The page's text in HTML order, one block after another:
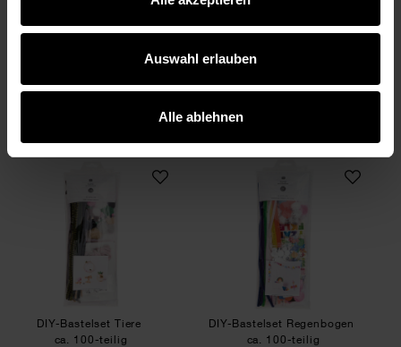
Auswahl erlauben
Alle ablehnen
DIY Set Ausmalen für Kinder
Maske Katzengesicht weiß
DIY-Bastelset Tiere
DIY-Bastelset Tiere
ca. 100-teilig
DIY-Bastelset
DIY-Bastelset Regenbogen
ca. 100-teilig